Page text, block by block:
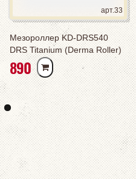
арт.33
Мезороллер KD-DRS540
DRS Titanium (Derma Roller)
890РУБ